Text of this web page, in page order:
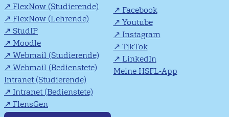
FlexNow (Studierende)
FlexNow (Lehrende)
StudIP
Moodle
Webmail (Studierende)
Webmail (Bedienstete)
Intranet (Studierende)
Intranet (Bedienstete)
FlensGen
Facebook
Youtube
Instagram
TikTok
LinkedIn
Meine HSFL-App